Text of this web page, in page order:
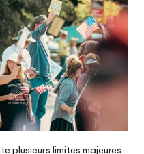
plusieurs limites majeures.